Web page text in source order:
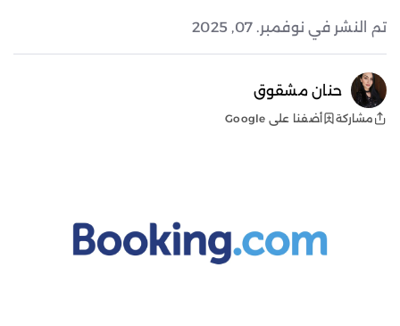
تم النشر في نوفمبر. 07, 2025
حنان مشقوق
مشاركة أضفنا على Google